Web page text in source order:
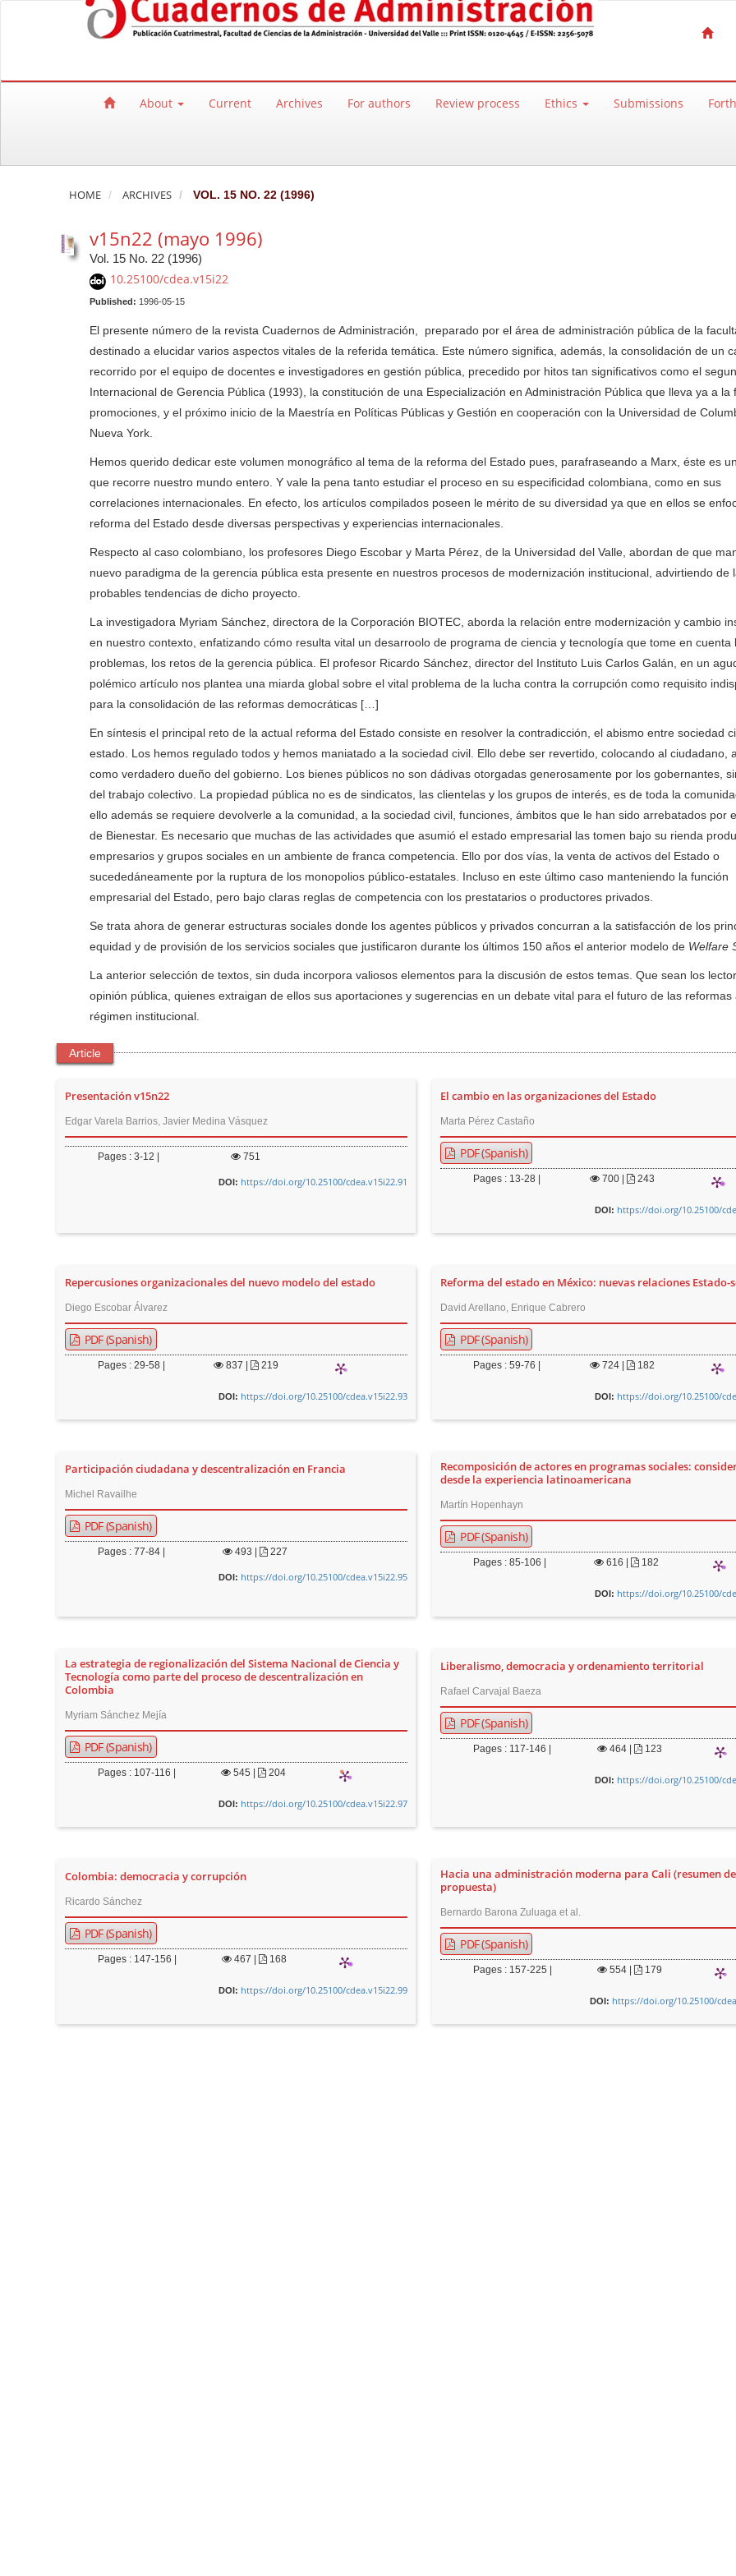
Quick jump to page content
Main Navigation
About Current Archives For authors Review process Ethics Submissions
HOME ARCHIVES VOL. 15 NO. 22 (1996)
v15n22 (mayo 1996)
Vol. 15 No. 22 (1996)
10.25100/cdea.v15i22
Published: 1996-05-15
El presente número de la revista Cuadernos de Administración, preparado por el área de administración pública de la
destinado a elucidar varios aspectos vitales de la referida temática. Este número significa, además, la consolidación de un
recorrido por el equipo de docentes e investigadores en gestión pública, precedido por hitos tan significativos como el
Internacional de Gerencia Pública (1993), la constitución de una Especialización en Administración Pública que lleva ya a la
promociones, y el próximo inicio de la Maestría en Políticas Públicas y Gestión en cooperación con la Universidad de
Nueva York.
Hemos querido dedicar este volumen monográfico al tema de la reforma del Estado pues, parafraseando a Marx, éste es
que recorre nuestro mundo entero. Y vale la pena tanto estudiar el proceso en su especificidad colombiana, como en sus
correlaciones internacionales. En efecto, los artículos compilados poseen le mérito de su diversidad ya que en ellos se
reforma del Estado desde diversas perspectivas y experiencias internacionales.
Respecto al caso colombiano, los profesores Diego Escobar y Marta Pérez, de la Universidad del Valle, abordan de que
nuevo paradigma de la gerencia pública esta presente en nuestros procesos de modernización institucional, advirtiendo de
probables tendencias de dicho proyecto.
La investigadora Myriam Sánchez, directora de la Corporación BIOTEC, aborda la relación entre modernización y cambio
en nuestro contexto, enfatizando cómo resulta vital un desarroolo de programa de ciencia y tecnología que tome en cuenta
problemas, los retos de la gerencia pública. El profesor Ricardo Sánchez, director del Instituto Luis Carlos Galán, en un
polémico artículo nos plantea una miarda global sobre el vital problema de la lucha contra la corrupción como requisito
para la consolidación de las reformas democráticas […]
En síntesis el principal reto de la actual reforma del Estado consiste en resolver la contradicción, el abismo entre sociedad
estado. Los hemos regulado todos y hemos maniatado a la sociedad civil. Ello debe ser revertido, colocando al ciudadano,
como verdadero dueño del gobierno. Los bienes públicos no son dádivas otorgadas generosamente por los gobernantes,
del trabajo colectivo. La propiedad pública no es de sindicatos, las clientelas y los grupos de interés, es de toda la
ello además se requiere devolverle a la comunidad, a la sociedad civil, funciones, ámbitos que le han sido arrebatados por
de Bienestar. Es necesario que muchas de las actividades que asumió el estado empresarial las tomen bajo su rienda
empresarios y grupos sociales en un ambiente de franca competencia. Ello por dos vías, la venta de activos del Estado o
sucededáneamente por la ruptura de los monopolios público-estatales. Incluso en este último caso manteniendo la función
empresarial del Estado, pero bajo claras reglas de competencia con los prestatarios o productores privados.
Se trata ahora de generar estructuras sociales donde los agentes públicos y privados concurran a la satisfacción de los
equidad y de provisión de los servicios sociales que justificaron durante los últimos 150 años el anterior modelo de Welfare
La anterior selección de textos, sin duda incorpora valiosos elementos para la discusión de estos temas. Que sean los
opinión pública, quienes extraigan de ellos sus aportaciones y sugerencias en un debate vital para el futuro de las reformas
régimen institucional.
Article
Presentación v15n22
Edgar Varela Barrios, Javier Medina Vásquez
Pages : 3-12 | 751
DOI: https://doi.org/10.25100/cdea.v15i22.91
El cambio en las organizaciones del Estado
Marta Pérez Castaño
PDF (Spanish)
Pages : 13-28 | 700| 243
DOI: https://doi.org/10.25100/
Repercusiones organizacionales del nuevo modelo del estado
Diego Escobar Álvarez
PDF (Spanish)
Pages : 29-58 | 837 219
DOI: https://doi.org/10.25100/cdea.v15i22.93
Reforma del estado en México: nuevas relaciones Estado-
David Arellano, Enrique Cabrero
PDF (Spanish)
Pages : 59-76 | 724| 182
DOI: https://doi.org/10.25100/
Participación ciudadana y descentralización en Francia
Michel Ravailhe
PDF (Spanish)
Pages : 77-84 | 493 227
DOI: https://doi.org/10.25100/cdea.v15i22.95
Recomposición de actores en programas sociales:
desde la experiencia latinoamericana
Martín Hopenhayn
PDF (Spanish)
Pages : 85-106 | 616 182
DOI: https://doi.org/10.25100/
La estrategia de regionalización del Sistema Nacional de Ciencia y
Tecnología como parte del proceso de descentralización en
Colombia
Myriam Sánchez Mejía
PDF (Spanish)
Pages : 107-116 | 545 204
DOI: https://doi.org/10.25100/cdea.v15i22.97
Liberalismo, democracia y ordenamiento territorial
Rafael Carvajal Baeza
PDF (Spanish)
Pages : 117-146 | 464| 123
DOI: https://doi.org/10.25100/
Colombia: democracia y corrupción
Ricardo Sánchez
PDF (Spanish)
Pages : 147-156 | 467 168
DOI: https://doi.org/10.25100/cdea.v15i22.99
Hacia una administración moderna para Cali (resumen
propuesta)
Bernardo Barona Zuluaga et al.
PDF (Spanish)
Pages : 157-225 | 554 179
DOI: https://doi.org/10.25100/